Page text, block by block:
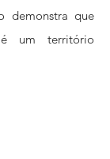
demonstra que
um território